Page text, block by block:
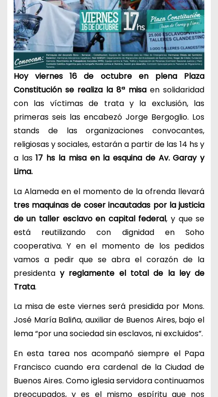
Hoy viernes 16 de octubre en plena Plaza
Constitución se realiza la 8ª misa en solidaridad
con las víctimas de trata y la exclusión, las
primeras seis las encabezó Jorge Bergoglio. Los
stands de las organizaciones convocantes,
religiosas y sociales, estarán a partir de las 14 hs y
a las17 hs la misa en la esquina de Av. Garay y
Lima.
La Alameda en el momento de la ofrenda llevará
tres maquinas de coser incautadas por la justicia
de un taller esclavo en capital federal, y que se
está reutilizando con dignidad en Soho
cooperativa. Y en el momento de los pedidos
vamos a pedir que se abra el corazón de la
presidentay reglamente el total de la ley de
Trata.
La misa de este viernes será presidida por Mons.
José María Baliña, auxiliar de Buenos Aires, bajo el
lema “por una sociedad sin esclavos, ni excluidos”.
En esta tarea nos acompañó siempre el Papa
Francisco cuando era cardenal de la Ciudad de
Buenos Aires. Como iglesia servidora continuamos
preocupados, y es el mismo espíritu que nos